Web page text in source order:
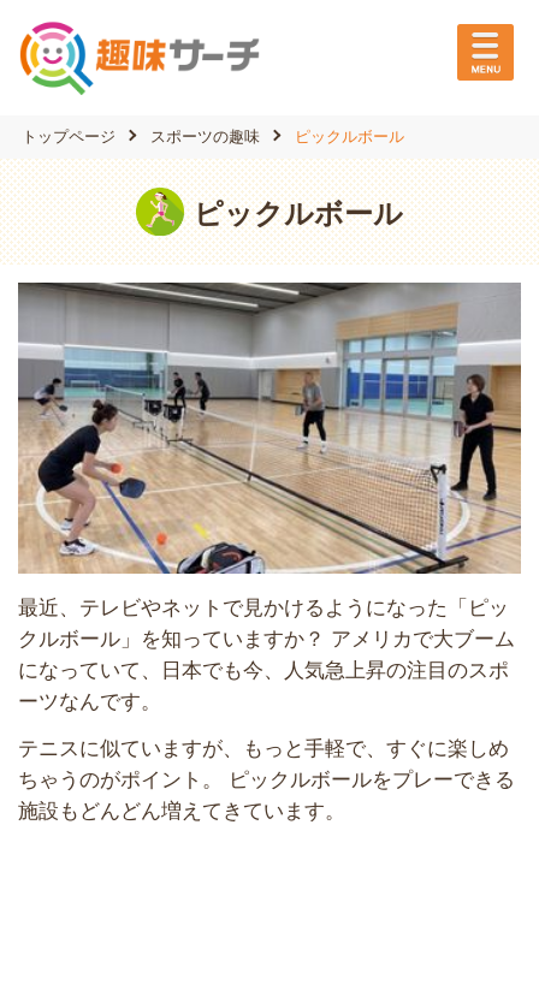
トップページ スポーツの趣味 ピックルボール
ピックルボール
最近、テレビやネットで見かけるようになった「ピッ
クルボール」を知っていますか？ アメリカで大ブーム
になっていて、日本でも今、人気急上昇の注目のスポ
ーツなんです。
テニスに似ていますが、もっと手軽で、すぐに楽しめ
ちゃうのがポイント。 ピックルボールをプレーできる
施設もどんどん増えてきています。